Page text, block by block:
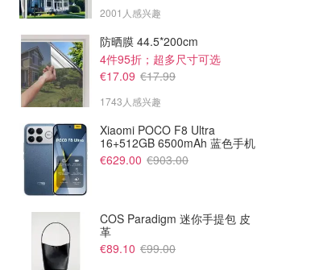
2001人感兴趣
防晒膜 44.5*200cm
4件95折；超多尺寸可选
€17.09 €17.99
1743人感兴趣
Xiaomi POCO F8 Ultra
16+512GB 6500mAh 蓝色手机
€629.00 €903.00
COS Paradigm 迷你手提包 皮
革
€89.10 €99.00